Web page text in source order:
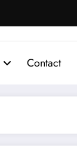
Contact